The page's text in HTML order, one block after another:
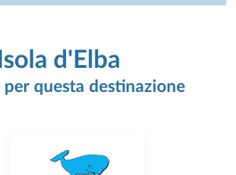
d'Elba
per questa destinazione